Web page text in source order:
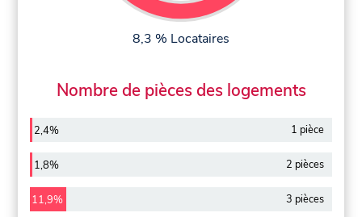
8,3 % Locataires
Nombre de pièces des logements
2,4% 1 pièce
1,8% 2 pièces
11,9% 3 pièces